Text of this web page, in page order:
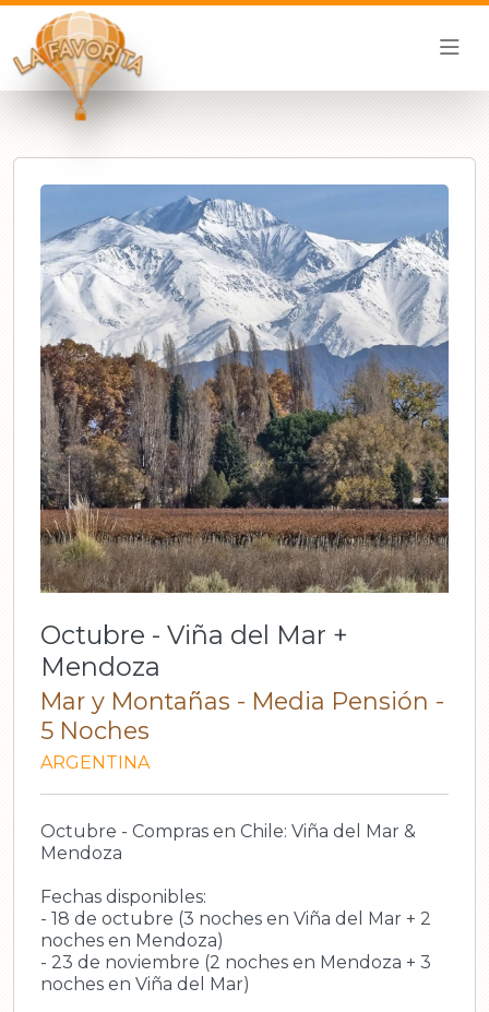
Octubre - Viña del Mar +
Mendoza
Mar y Montañas - Media Pensión -
5 Noches
ARGENTINA
Octubre - Compras en Chile: Viña del Mar &
Mendoza
Fechas disponibles:
- 18 de octubre (3 noches en Viña del Mar + 2
noches en Mendoza)
- 23 de noviembre (2 noches en Mendoza + 3
noches en Viña del Mar)